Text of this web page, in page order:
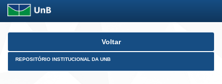
Skip
Voltar
REPOSITÓRIO INSTITUCIONAL DA UNB